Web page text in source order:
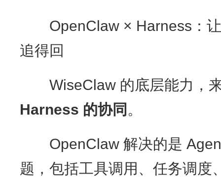
OpenClaw × Harness：让
追得回
WiseClaw 的底层能力，
Harness 的协同 。
OpenClaw 解决的是
题，包括工具调用、任务调度